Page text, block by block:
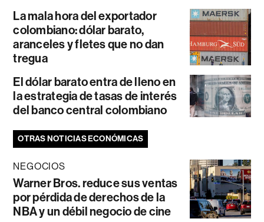
La mala hora del exportador
colombiano: dólar barato,
aranceles y fletes que no dan
tregua
El dólar barato entra de lleno en
la estrategia de tasas de interés
del banco central colombiano
OTRAS NOTICIAS ECONÓMICAS
NEGOCIOS
Warner Bros. reduce sus ventas
por pérdida de derechos de la
NBA y un débil negocio de cine